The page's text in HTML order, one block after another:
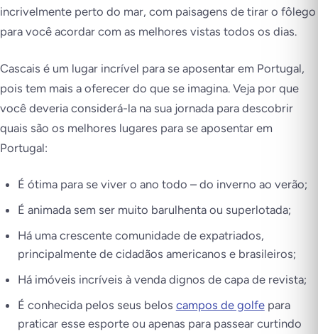
incrivelmente perto do mar, com paisagens de tirar o fôlego
para você acordar com as melhores vistas todos os dias.
Cascais é um lugar incrível para se aposentar em Portugal,
pois tem mais a oferecer do que se imagina. Veja por que
você deveria considerá-la na sua jornada para descobrir
quais são os melhores lugares para se aposentar em
Portugal:
É ótima para se viver o ano todo – do inverno ao verão;
É animada sem ser muito barulhenta ou superlotada;
Há uma crescente comunidade de expatriados,
principalmente de cidadãos americanos e brasileiros;
Há imóveis incríveis à venda dignos de capa de revista;
É conhecida pelos seus belos campos de golfepara
praticar esse esporte ou apenas para passear curtindo